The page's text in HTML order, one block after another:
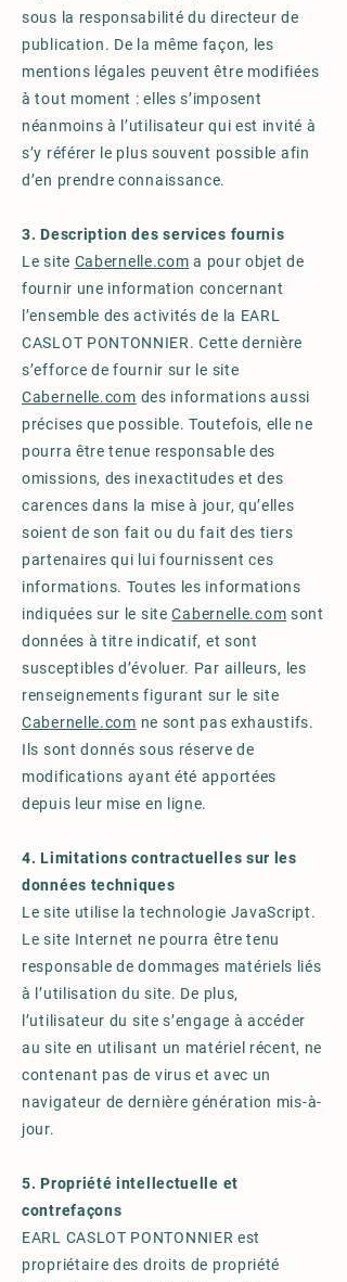
sous la responsabilité du directeur de
publication. De la même façon, les
mentions légales peuvent être modifiées
à tout moment : elles s’imposent
néanmoins à l’utilisateur qui est invité à
s’y référer le plus souvent possible afin
d’en prendre connaissance.
3. Description des services fournis
Le site Cabernelle.com a pour objet de
fournir une information concernant
l’ensemble des activités de la EARL
CASLOT PONTONNIER. Cette dernière
s’efforce de fournir sur le site
Cabernelle.com des informations aussi
précises que possible. Toutefois, elle ne
pourra être tenue responsable des
omissions, des inexactitudes et des
carences dans la mise à jour, qu’elles
soient de son fait ou du fait des tiers
partenaires qui lui fournissent ces
informations. Toutes les informations
indiquées sur le siteCabernelle.com sont
données à titre indicatif, et sont
susceptibles d’évoluer. Par ailleurs, les
renseignements figurant sur le site
Cabernelle.com ne sont pas exhaustifs.
Ils sont donnés sous réserve de
modifications ayant été apportées
depuis leur mise en ligne.
4. Limitations contractuelles sur les
données techniques
Le site utilise la technologie JavaScript.
Le site Internet ne pourra être tenu
responsable de dommages matériels liés
à l’utilisation du site. De plus,
l’utilisateur du site s’engage à accéder
au site en utilisant un matériel récent, ne
contenant pas de virus et avec un
navigateur de dernière génération mis-à-
jour.
5. Propriété intellectuelle et
contrefaçons
EARL CASLOT PONTONNIER est
propriétaire des droits de propriété